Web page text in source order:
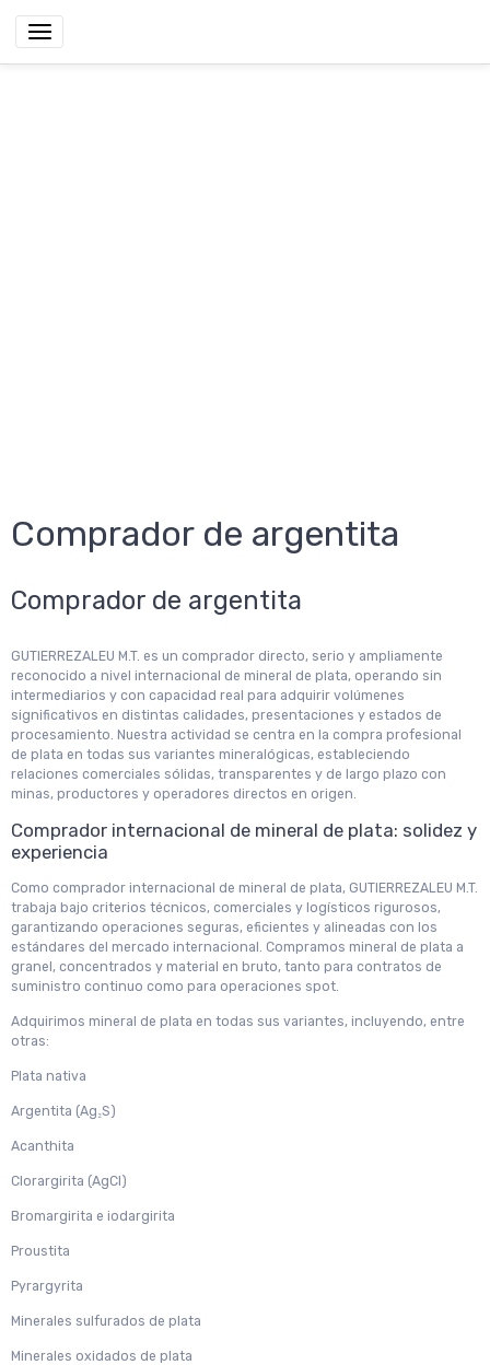
Comprador de argentita
Comprador de argentita
GUTIERREZALEU M.T. es un comprador directo, serio y ampliamente
reconocido a nivel internacional de mineral de plata, operando sin
intermediarios y con capacidad real para adquirir volúmenes
significativos en distintas calidades, presentaciones y estados de
procesamiento. Nuestra actividad se centra en la compra profesional
de plata en todas sus variantes mineralógicas, estableciendo
relaciones comerciales sólidas, transparentes y de largo plazo con
minas, productores y operadores directos en origen.
Comprador internacional de mineral de plata: solidez y
experiencia
Como comprador internacional de mineral de plata, GUTIERREZALEU M.T.
trabaja bajo criterios técnicos, comerciales y logísticos rigurosos,
garantizando operaciones seguras, eficientes y alineadas con los
estándares del mercado internacional. Compramos mineral de plata a
granel, concentrados y material en bruto, tanto para contratos de
suministro continuo como para operaciones spot.
Adquirimos mineral de plata en todas sus variantes, incluyendo, entre
otras:
Plata nativa
Argentita (Ag₂S)
Acanthita
Clorargirita (AgCl)
Bromargirita e iodargirita
Proustita
Pyrargyrita
Minerales sulfurados de plata
Minerales oxidados de plata